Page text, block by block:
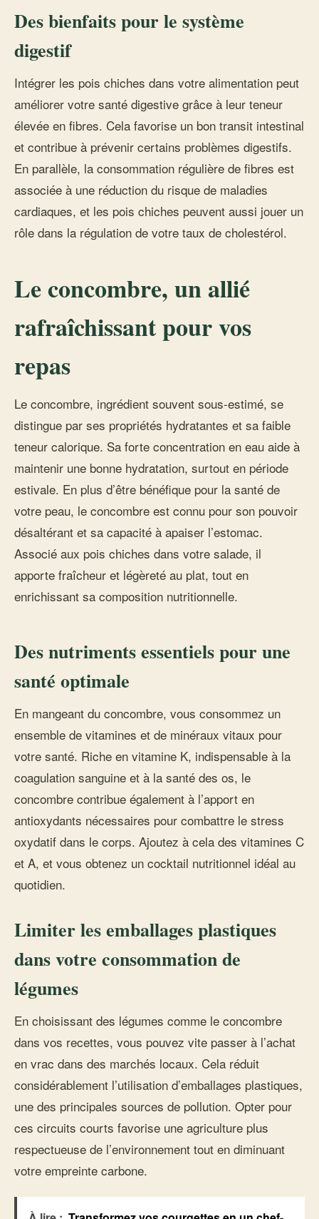
Des bienfaits pour le système
digestif
Intégrer les pois chiches dans votre alimentation peut
améliorer votre santé digestive grâce à leur teneur
élevée en fibres. Cela favorise un bon transit intestinal
et contribue à prévenir certains problèmes digestifs.
En parallèle, la consommation régulière de fibres est
associée à une réduction du risque de maladies
cardiaques, et les pois chiches peuvent aussi jouer un
rôle dans la régulation de votre taux de cholestérol.
Le concombre, un allié
rafraîchissant pour vos
repas
Le concombre, ingrédient souvent sous-estimé, se
distingue par ses propriétés hydratantes et sa faible
teneur calorique. Sa forte concentration en eau aide à
maintenir une bonne hydratation, surtout en période
estivale. En plus d’être bénéfique pour la santé de
votre peau, le concombre est connu pour son pouvoir
désaltérant et sa capacité à apaiser l’estomac.
Associé aux pois chiches dans votre salade, il
apporte fraîcheur et légèreté au plat, tout en
enrichissant sa composition nutritionnelle.
Des nutriments essentiels pour une
santé optimale
En mangeant du concombre, vous consommez un
ensemble de vitamines et de minéraux vitaux pour
votre santé. Riche en vitamine K, indispensable à la
coagulation sanguine et à la santé des os, le
concombre contribue également à l’apport en
antioxydants nécessaires pour combattre le stress
oxydatif dans le corps. Ajoutez à cela des vitamines C
et A, et vous obtenez un cocktail nutritionnel idéal au
quotidien.
Limiter les emballages plastiques
dans votre consommation de
légumes
En choisissant des légumes comme le concombre
dans vos recettes, vous pouvez vite passer à l’achat
en vrac dans des marchés locaux. Cela réduit
considérablement l’utilisation d’emballages plastiques,
une des principales sources de pollution. Opter pour
ces circuits courts favorise une agriculture plus
respectueuse de l’environnement tout en diminuant
votre empreinte carbone.